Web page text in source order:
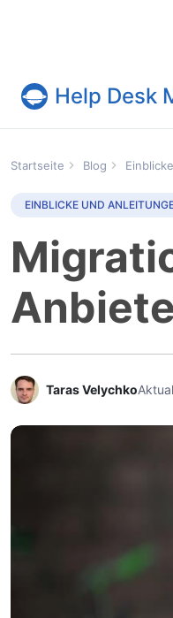
Help Desk
Help Desk
Startseite Blog
EINBLICKE UND
Taras Velychko